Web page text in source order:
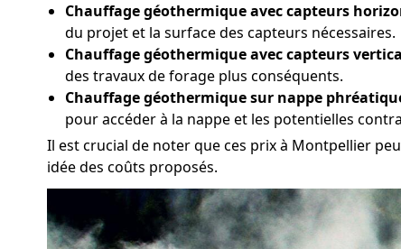
Chauffage géothermique avec capteurs
du projet et la surface des capteurs nécessaires.
Chauffage géothermique avec capteurs
des travaux de forage plus conséquents.
Chauffage géothermique sur nappe
pour accéder à la nappe et les potentielles
Il est crucial de noter que ces prix à Montpellier
idée des coûts proposés.